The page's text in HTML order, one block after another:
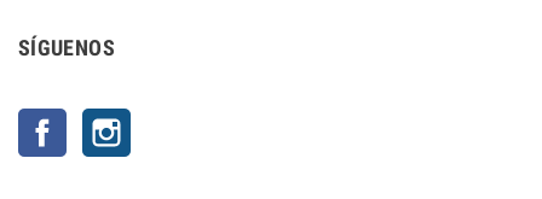
SÍGUENOS
Facebook